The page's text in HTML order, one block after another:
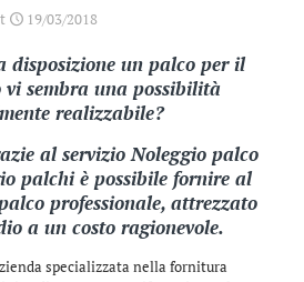
19/03/2018
disposizione un palco per il
vi sembra una possibilità
realizzabile?
al servizio Noleggio palco
palchiè possibile fornire al
professionale, attrezzato
a un costo ragionevole.
specializzata nella fornitura